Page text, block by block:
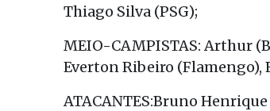
Thiago Silva (PSG);
MEIO-CAMPISTAS: Arthur
Everton Ribeiro
ATACANTES:Bruno